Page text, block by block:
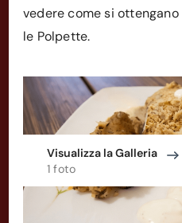
vedere come si
le Polpette.
Visualizza la Galleria
1 foto